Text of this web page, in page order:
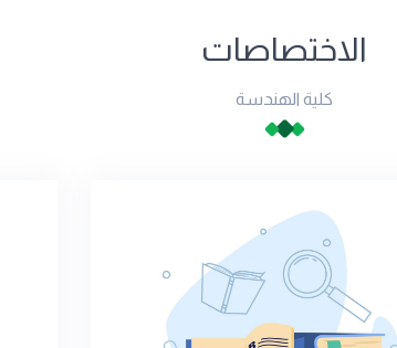
الاختصاصات
كلية الهندسة